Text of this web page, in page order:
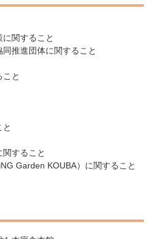
関すること
推進団体に関すること
と
すること
Garden KOUBA）に関すること